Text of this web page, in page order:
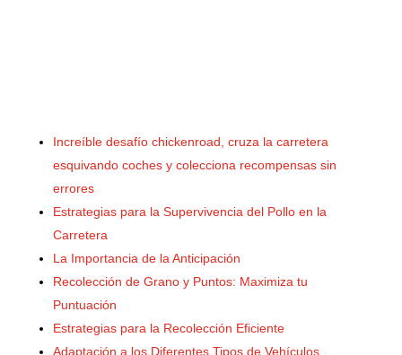
Increíble desafío chickenroad, cruza la carretera
esquivando coches y colecciona recompensas sin
errores
Estrategias para la Supervivencia del Pollo en la
Carretera
La Importancia de la Anticipación
Recolección de Grano y Puntos: Maximiza tu
Puntuación
Estrategias para la Recolección Eficiente
Adaptación a los Diferentes Tipos de Vehículos